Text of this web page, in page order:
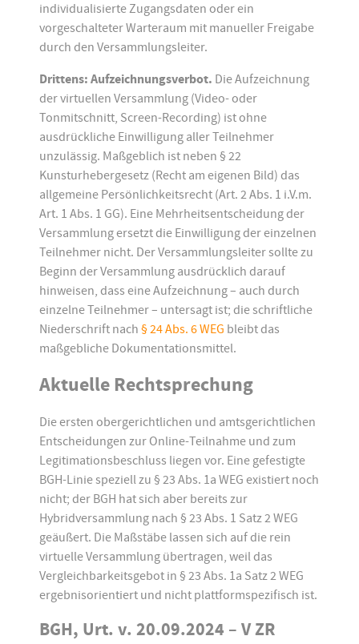
individualisierte Zugangsdaten oder ein
vorgeschalteter Warteraum mit manueller Freigabe
durch den Versammlungsleiter.
Drittens: Aufzeichnungsverbot. Die Aufzeichnung
der virtuellen Versammlung (Video- oder
Tonmitschnitt, Screen-Recording) ist ohne
ausdrückliche Einwilligung aller Teilnehmer
unzulässig. Maßgeblich ist neben § 22
Kunsturhebergesetz (Recht am eigenen Bild) das
allgemeine Persönlichkeitsrecht (Art. 2 Abs. 1 i.V.m.
Art. 1 Abs. 1 GG). Eine Mehrheitsentscheidung der
Versammlung ersetzt die Einwilligung der einzelnen
Teilnehmer nicht. Der Versammlungsleiter sollte zu
Beginn der Versammlung ausdrücklich darauf
hinweisen, dass eine Aufzeichnung – auch durch
einzelne Teilnehmer – untersagt ist; die schriftliche
Niederschrift nach § 24 Abs. 6 WEG bleibt das
maßgebliche Dokumentationsmittel.
Aktuelle Rechtsprechung
Die ersten obergerichtlichen und amtsgerichtlichen
Entscheidungen zur Online-Teilnahme und zum
Legitimationsbeschluss liegen vor. Eine gefestigte
BGH-Linie speziell zu § 23 Abs. 1a WEG existiert noch
nicht; der BGH hat sich aber bereits zur
Hybridversammlung nach § 23 Abs. 1 Satz 2 WEG
geäußert. Die Maßstäbe lassen sich auf die rein
virtuelle Versammlung übertragen, weil das
Vergleichbarkeitsgebot in § 23 Abs. 1a Satz 2 WEG
ergebnisorientiert und nicht plattformspezifisch ist.
BGH, Urt. v. 20.09.2024 – V ZR